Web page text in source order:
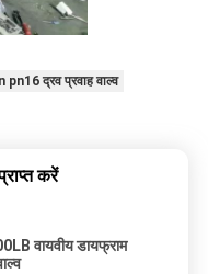
pn16 द्रव प्रवाह वाल्व
करें
वायवीय डायफ्राम